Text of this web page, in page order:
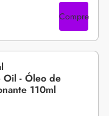
Compre
Oil - Óleo de
110ml